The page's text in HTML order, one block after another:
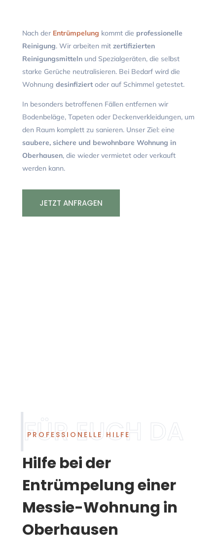
Nach der Entrümpelung kommt die professionelle
Reinigung. Wir arbeiten mit zertifizierten
Reinigungsmittelnund Spezialgeräten, die selbst
starke Gerüche neutralisieren. Bei Bedarf wird die
Wohnung desinfiziertoder auf Schimmel getestet.
In besonders betroffenen Fällen entfernen wir
Bodenbeläge, Tapeten oder Deckenverkleidungen, um
den Raum komplett zu sanieren. Unser Ziel: eine
saubere, sichere und bewohnbare Wohnung in
Oberhausen, die wieder vermietet oder verkauft
werden kann.
JETZT ANFRAGEN
PROFESSIONELLE HILFE
Hilfe bei der
Entrümpelung einer
Messie-Wohnung in
Oberhausen